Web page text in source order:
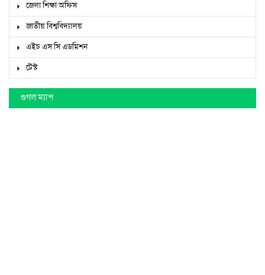
জেলা শিক্ষা অফিস
জাতীয় বিশ্ববিদ্যালয়
এইচ এস সি এডমিশন
টেস্ট
গুগল ম্যাপ